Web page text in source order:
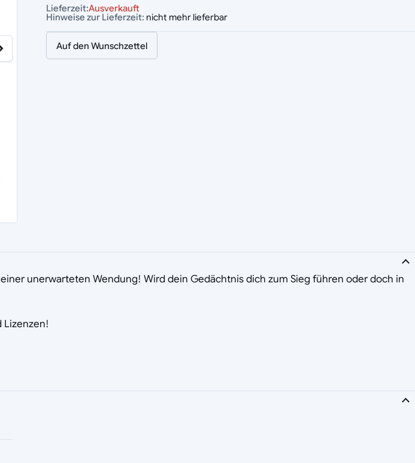
Lieferzeit:Ausverkauft
Hinweise zur Lieferzeit: nicht mehr lieferbar
Auf den Wunschzettel
unerwarteten Wendung! Wird dein Gedächtnis dich zum Sieg führen oder doch in
Lizenzen!